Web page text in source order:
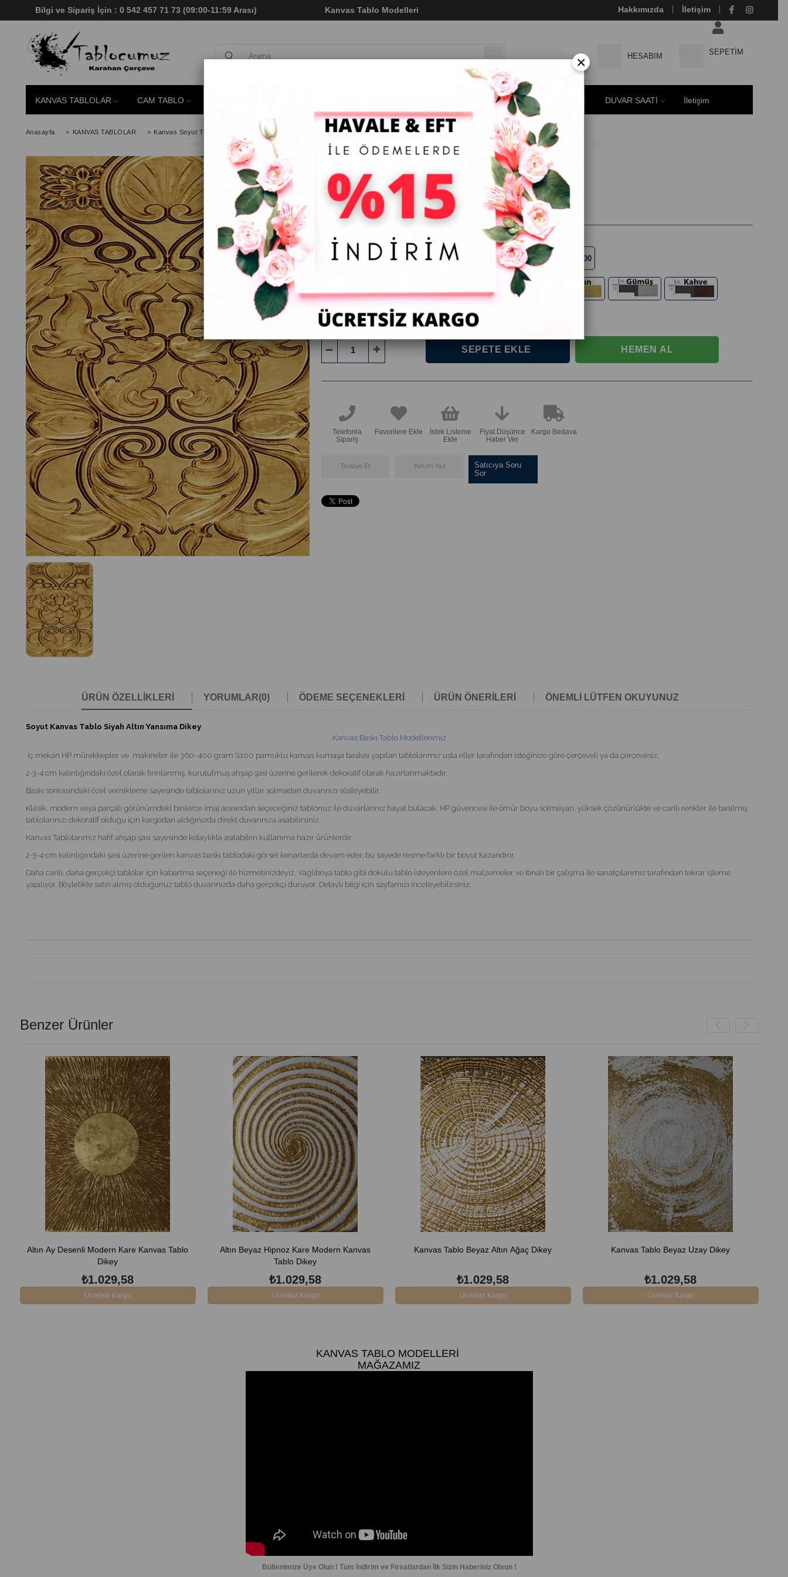
Bilgi ve Sipariş İçin : 0 542 457 71 73 (09:00-11:59 Arası) Kanvas Tablo Modelleri Hakkımızda İletişim
HESABIM SEPETIM
KANVAS TABLOLAR CAM TABLO ÇERÇEVE MODELLERİ DUVAR SAATİ İletişim
Anasayfa > KANVAS TABLOLAR > Kanvas Soyut Tablo Dikey Soyut Tablolar Soyut Kanvas Tablo Siyah Altın Yansıma Dikey
Soyut Kanvas Tablo Siyah Altın Yansıma Dikey
₺1.029,58 (KDV Dahil)
Tahmini Teslim Süresi 5 Tahmini Teslimat Tarihi
ÖLÇÜ KANVAS : 30 x 40 35 x 50 40 x 60 50 x 70 60 x 90 70 x 100
Soyut Kanvas Tablo Siyah Altın Yansıma Dikey
Telefonla
Sipariş
Favorilere Ekle
İstek Listeme
Ekle
Fiyat Düşünce
Haber Ver
Kargo Bedava
Tavsiye Et Yorum Yaz
Satıcıya Soru
Sor
ÜRÜN ÖZELLIKLERI YORUMLAR(0) ÖDEME SEÇENEKLERI ÜRÜN ÖNERILERI ÖNEMLİ LÜTFEN OKUYUNUZ
Soyut Kanvas Tablo Siyah Altın Yansıma Dikey
Kanvas Baskı Tablo Modellerimiz
İç mekan HP mürekkepler ve makineler ile 360~400 gram %100 pamuklu kanvas kumaşa baskısı yapılan tablolarımız usta eller tarafından isteğinize göre çerçeveli ya da çerçevesiz,
2-3-4 cm kalınlığındaki özel olarak fırınlanmış, kurutulmuş ahşap şasi üzerine gerilerek dekoratif olarak hazırlanmaktadır.
Baskı sonrasındaki özel vernikleme sayesinde tablolarınız uzun yıllar solmadan duvarınızı süsleyebilir.
Klasik, modern veya parçalı görünümdeki binlerce imaj arasından seçeceğiniz tablonuz ile duvarlarınız hayat bulacak. HP güvencesi ile ömür boyu solmayan, yüksek çözünürlükte ve canlı renkler ile basılmış
tablolarınızı dekoratif olduğu için kargodan aldığınızda direkt duvarınıza asabilirsiniz.
Kanvas Tablolarımız hafif ahşap şasi sayesinde kolaylıkla asılabilen kullanıma hazır ürünlerdir.
2-3-4 cm kalınlığındaki şasi üzerine gerilen kanvas baskı tablodaki görsel kenarlarda devam eder, bu sayede resme farklı bir boyut kazandırır.
Daha canlı, daha gerçekçi tablolar için kabartma seçeneği ile hizmetinizdeyiz. Yağlıboya tablo gibi dokulu tablo isteyenlere özel malzemeler ve itinalı bir çalışma ile sanatçılarımız tarafından tekrar işleme
yapılıyor. Böylelikle satın almış olduğunuz tablo duvarınızda daha gerçekçi duruyor. Detaylı bilgi için sayfamızı inceleyebilirsiniz.
Benzer Ürünler
Altın Ay Desenli Modern Kare Kanvas Tablo
Dikey
₺1.029,58
Ücretsiz Kargo
Altın Beyaz Hipnoz Kare Modern Kanvas
Tablo Dikey
₺1.029,58
Ücretsiz Kargo
Kanvas Tablo Beyaz Altın Ağaç Dikey
₺1.029,58
Ücretsiz Kargo
Kanvas Tablo Beyaz Uzay Dikey
₺1.029,58
Ücretsiz Kargo
KANVAS TABLO MODELLERI
MAĞAZAMIZ
Bültenimize Üye Olun ! Tüm İndirim ve Fırsatlardan İlk Sizin Haberiniz Olsun !
×